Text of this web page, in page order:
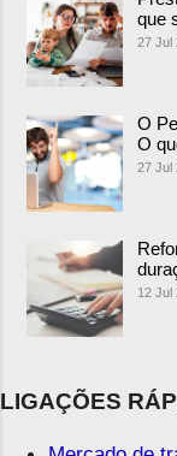
que
27 Jul
O
O
27 Jul
12 Jul
LIGAÇÕES